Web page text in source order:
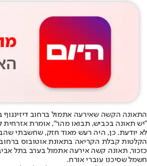
התאונה הקשה שאירעה אתמול ברחוב דיזינגוף
"יש תאונה בכביש, תבואו מהר", אומרת אזרחית
לא יודעת. כן, היה רעש מאוד חזק, שחשבתי
הקלטות קבלת הקריאה בתאונת אוטובוס
כזכור, תאונה קשה אירעה אתמול בערב בתל
חשמל שסיכנו עוברי אורח.